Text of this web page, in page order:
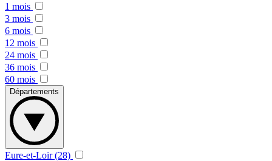
1 mois
3 mois
6 mois
12 mois
24 mois
36 mois
60 mois
Départements
Eure-et-Loir (28)